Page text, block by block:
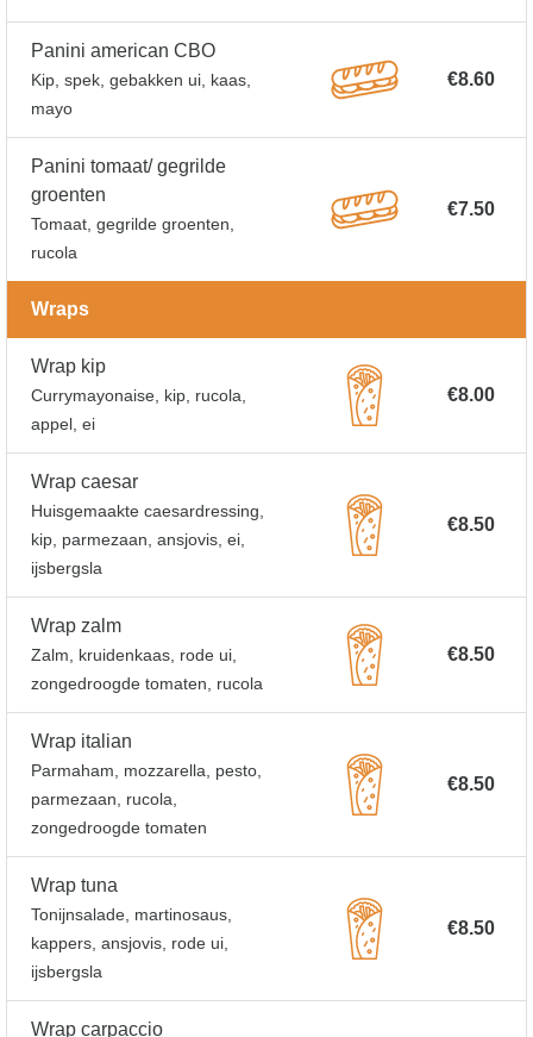
Panini american CBO
Kip, spek, gebakken ui, kaas,
mayo
€8.60
Panini tomaat/ gegrilde
groenten
Tomaat, gegrilde groenten,
rucola
€7.50
Wraps
Wrap kip
Currymayonaise, kip, rucola,
appel, ei
€8.00
Wrap caesar
Huisgemaakte caesardressing,
kip, parmezaan, ansjovis, ei,
ijsbergsla
€8.50
Wrap zalm
Zalm, kruidenkaas, rode ui,
zongedroogde tomaten, rucola
€8.50
Wrap italian
Parmaham, mozzarella, pesto,
parmezaan, rucola,
zongedroogde tomaten
€8.50
Wrap tuna
Tonijnsalade, martinosaus,
kappers, ansjovis, rode ui,
ijsbergsla
€8.50
Wrap carpaccio